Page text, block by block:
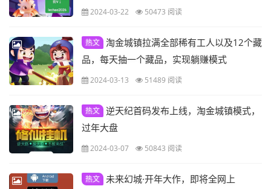
落，全网一条线！占位吃肉！
2024-03-22 50473 阅读
热文 淘金城镇拉满全部稀有工人以及12个藏
品，每天抽一个藏品，实现躺赚模式
2024-03-13 51489 阅读
热文 逆天纪首码发布上线，淘金城镇模式，
过年大盘
2024-03-07 50843 阅读
热文
未来幻城·开年大作，即将全网上